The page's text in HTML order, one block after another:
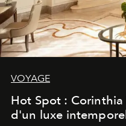
VOYAGE
Hot Spot : Corinthia
d'un luxe